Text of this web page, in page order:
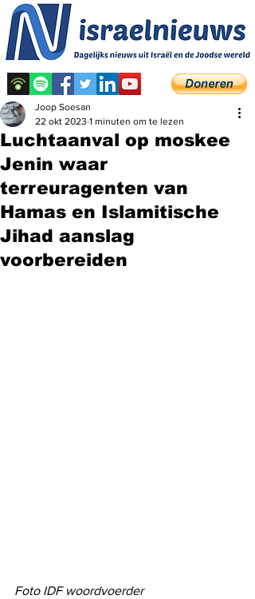
Luchtaanval op moskee
Jenin waar
terreuragenten van
Hamas en Islamitische
Jihad aanslag
voorbereiden
Joop Soesan
22 okt 2023 1 minuten om te lezen
Foto IDF woordvoerder